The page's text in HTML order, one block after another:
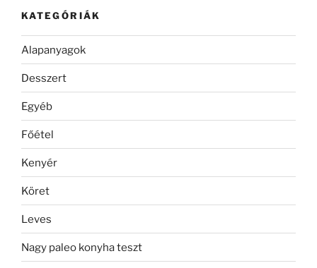
KATEGÓRIÁK
Alapanyagok
Desszert
Egyéb
Főétel
Kenyér
Köret
Leves
Nagy paleo konyha teszt